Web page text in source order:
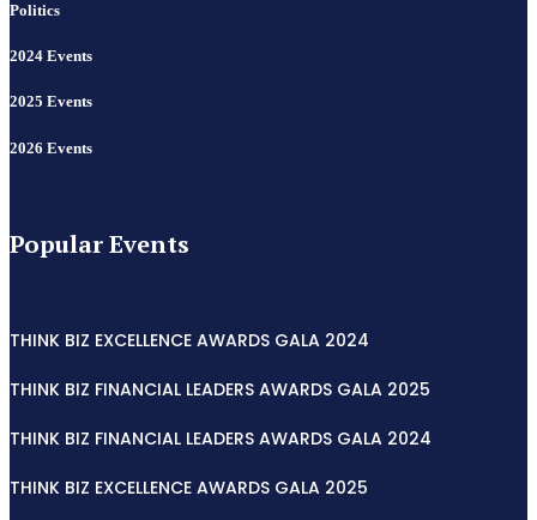
Politics
2024 Events
2025 Events
2026 Events
Popular Events
THINK BIZ EXCELLENCE AWARDS GALA 2024
THINK BIZ FINANCIAL LEADERS AWARDS GALA 2025
THINK BIZ FINANCIAL LEADERS AWARDS GALA 2024
THINK BIZ EXCELLENCE AWARDS GALA 2025